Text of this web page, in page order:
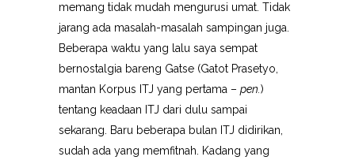
memang tidak mudah mengurusi umat. Tidak
jarang ada masalah-masalah sampingan juga.
Beberapa waktu yang lalu saya sempat
bernostalgia bareng Gatse (Gatot Prasetyo,
mantan Korpus ITJ yang pertama – pen. )
tentang keadaan ITJ dari dulu sampai
sekarang. Baru beberapa bulan ITJ didirikan,
sudah ada yang memfitnah. Kadang yang